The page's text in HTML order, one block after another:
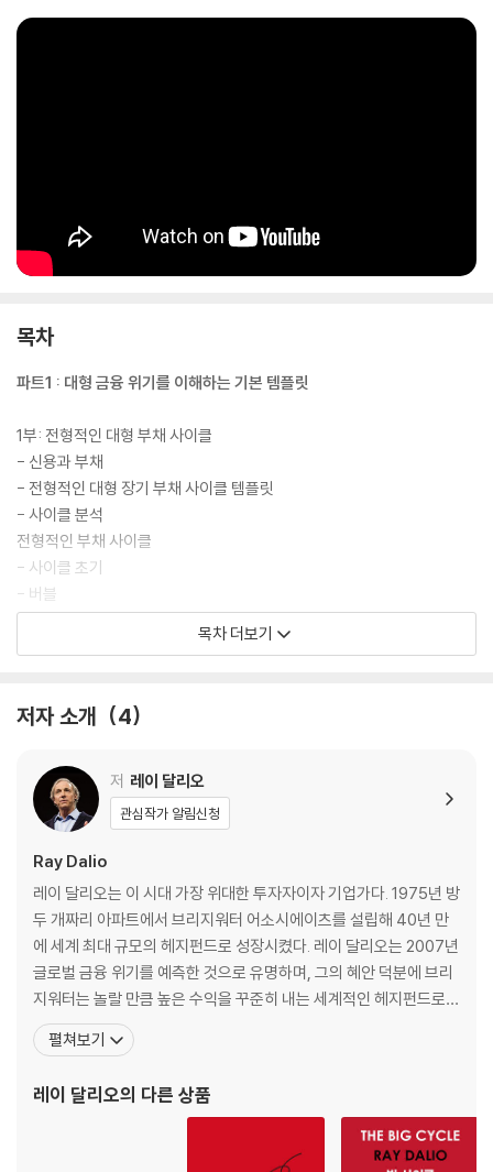
목차
파트1 : 대형 금융 위기를 이해하는 기본 템플릿
1부: 전형적인 대형 부채 사이클
- 신용과 부채
- 전형적인 대형 장기 부채 사이클 템플릿
- 사이클 분석
전형적인 부채 사이클
- 사이클 초기
- 버블
- 정점
- 정상화
일반적인 인플레이션 부채 순환 국면
- 순환 초기
- 버블
- 정점과 환율 방어
- 불황 (환율 방어를 포기할 경우)
- 정상화
일시적인 인플레이션 불황과 하이퍼인플레이션의 악순환
전쟁 경제
요약
파트2 : 금융 위기의 상징적인 사례 연구
독일 부채 위기와 하이퍼인플레이션 (1918~1924년)
미국 부채 위기와 대응 (1928~1937년, 1930년대 대공황)
미국 부채 위기와 대응 (2007~2011년, 2008년 금융 위기)
목차 더보기
저자 소개 4
저 레이 달리오
관심작가 알림신청
Ray Dalio
레이 달리오는 이 시대 가장 위대한 투자자이자 기업가다. 1975년 방
두 개짜리 아파트에서 브리지워터 어소시에이츠를 설립해 40년 만
에 세계 최대 규모의 헤지펀드로 성장시켰다. 레이 달리오는 2007년
글로벌 금융 위기를 예측한 것으로 유명하며, 그의 혜안 덕분에 브리
지워터는 놀랄 만큼 높은 수익을 꾸준히 내는 세계적인 헤지펀드로
성장했다. 그는 타임지가 선정한 세계에서 가장 영향력 있는 100대
인물에 선정됐을 뿐만 아니라 포춘이 선정한 세계 100대 부자에 이
헤지펀드의 역사를 새롭게 썼다. ‘이코노미스
펼쳐보기
레이 달리오의 다른 상품